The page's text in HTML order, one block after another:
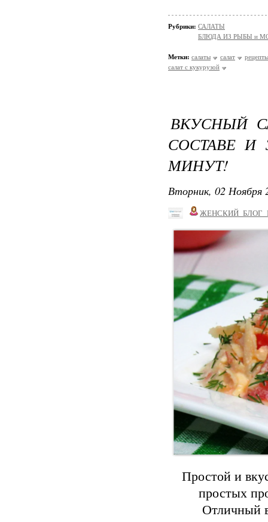
Рубрики: САЛАТЫ
БЛЮДА ИЗ РЫБЫ и
Метки: салаты салат
рецепты
салат с кукурузой
ВКУСНЫЙ
СОСТАВЕ И
МИНУТ!
Вторник, 02 Ноября
Простой и
простых
Отличный